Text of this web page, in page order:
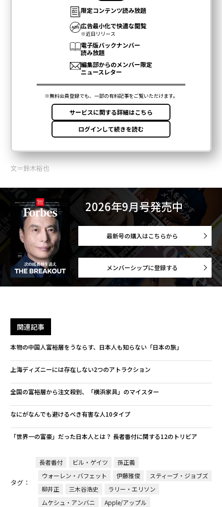
文＝鈴木裕也
2026年9月号発売中
最新号の購入はこちらから
メンバーシップに登録する
関連記事
本物の中国人富裕層をうならす、日本人も知らない「日本の旅」
上海ディズニーには存在しない2つのアトラクション
全国の富裕層から注文殺到、「横浜家具」のマイスター
なにがなんでも避けるべき有害な人10タイプ
「世界一の富豪」だった日本人とは？ 長者番付に関する12のトリビア
タグ：
長者番付 ビル・ゲイツ
孫正義
ウォーレン・バフェット
伊藤雅俊
スティーブ・ジョブズ
柳井正
三木谷浩史
ラリー・エリソン
ムケシュ・アンバニ
Apple/アップル